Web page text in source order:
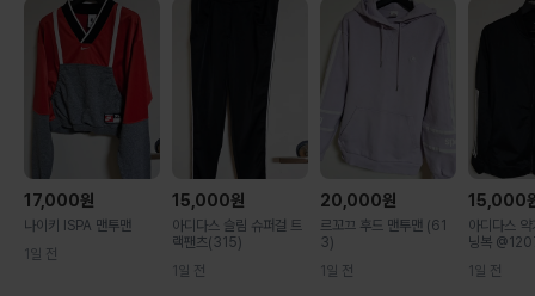
17,000원
나이키 ISPA 맨투맨
1일 전
15,000원
아디다스 슬림 슈퍼걸 트
랙팬츠(315)
1일 전
20,000원
르꼬끄 후드 맨투맨 (61
3)
1일 전
15,000
아디다스
닝복
1일 전